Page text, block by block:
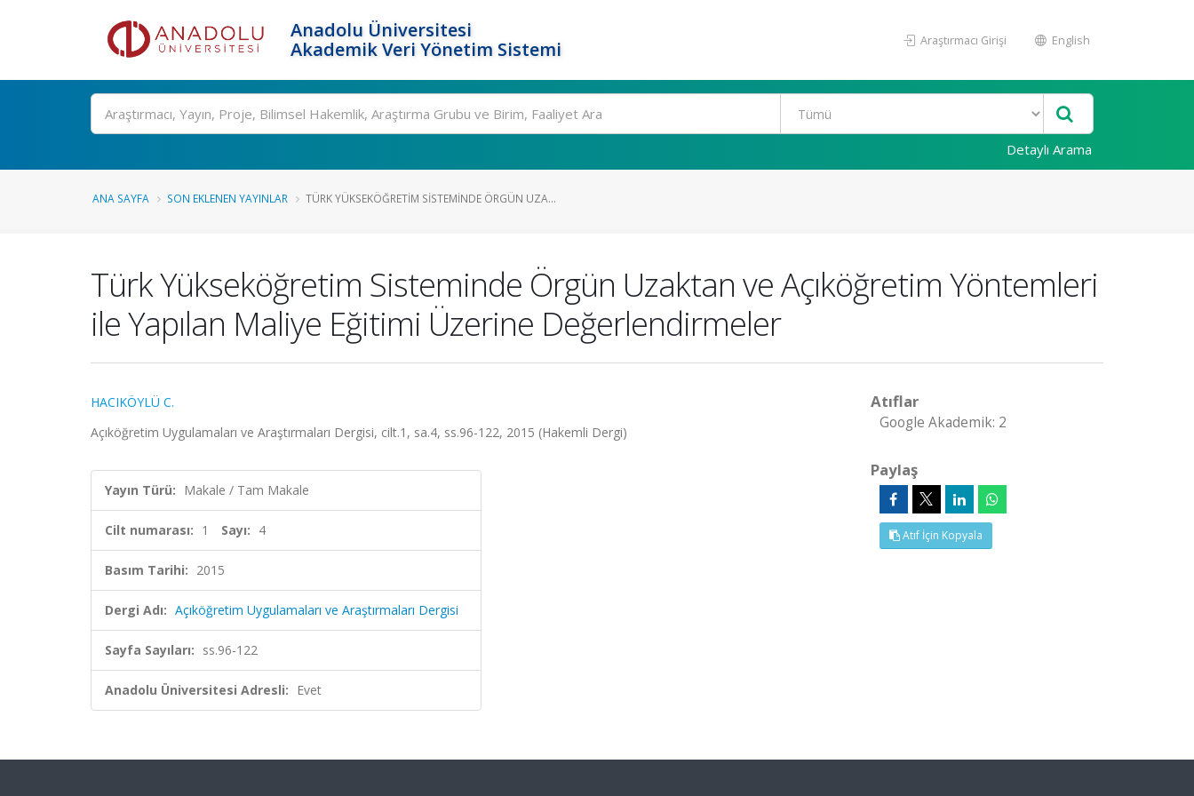
Anadolu Üniversitesi
Akademik Veri Yönetim Sistemi
Araştırmacı Girişi English
Ara
Detaylı Arama
ANA SAYFA SON EKLENEN YAYINLAR TÜRK YÜKSEKÖĞRETIM SISTEMINDE ÖRGÜN UZA...
Türk Yükseköğretim Sisteminde Örgün Uzaktan ve Açıköğretim Yöntemleri
ile Yapılan Maliye Eğitimi Üzerine Değerlendirmeler
HACIKÖYLÜ C.
Açıköğretim Uygulamaları ve Araştırmaları Dergisi, cilt.1, sa.4, ss.96-122, 2015 (Hakemli Dergi)
Yayın Türü: Makale / Tam Makale
Cilt numarası: 1 Sayı: 4
Basım Tarihi: 2015
Dergi Adı: Açıköğretim Uygulamaları ve Araştırmaları Dergisi
Sayfa Sayıları: ss.96-122
Anadolu Üniversitesi Adresli: Evet
Atıflar
Google Akademik: 2
Paylaş
Atıf İçin Kopyala